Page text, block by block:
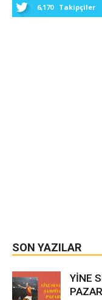
6,170 Takipçiler
SON YAZILAR
YİNE